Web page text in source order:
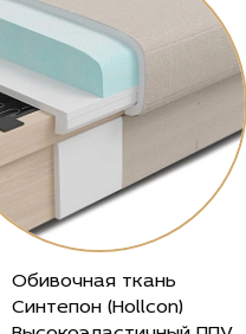
Обивочная ткань
Синтепон (Hollcon)